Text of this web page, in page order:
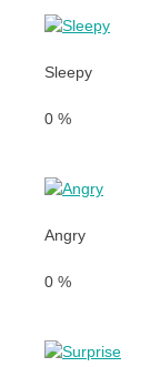
Sleepy
0 %
Angry
0 %